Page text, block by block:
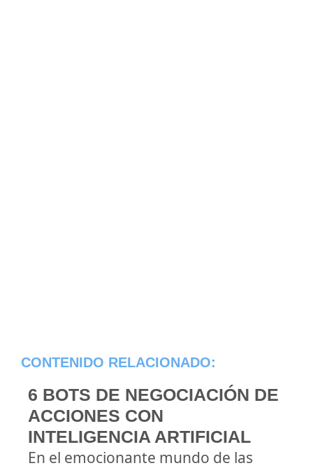
CONTENIDO RELACIONADO:
6 BOTS DE NEGOCIACIÓN DE
ACCIONES CON
INTELIGENCIA ARTIFICIAL
En el emocionante mundo de las